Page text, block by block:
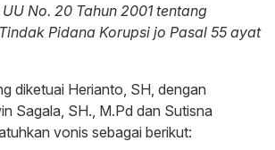
No. 20 Tahun 2001 tentang
Pidana Korupsi jo Pasal 55 ayat
diketuai Herianto, SH, dengan
Sagala, SH., M.Pd dan Sutisna
vonis sebagai berikut: